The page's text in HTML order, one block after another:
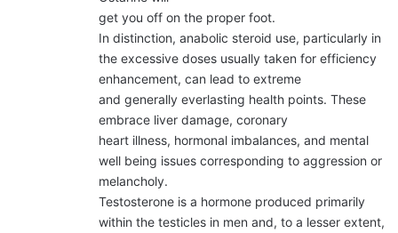
get you off on the proper foot.
In distinction, anabolic steroid use, particularly in
the excessive doses usually taken for efficiency
enhancement, can lead to extreme
and generally everlasting health points. These
embrace liver damage, coronary
heart illness, hormonal imbalances, and mental
well being issues corresponding to aggression or
melancholy.
Testosterone is a hormone produced primarily
within the testicles in men and, to a lesser extent,